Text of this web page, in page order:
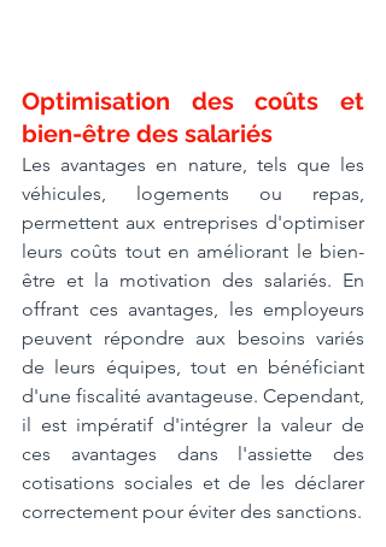
Optimisation des coûts et
bien-être des salariés
Les avantages en nature, tels que les
véhicules, logements ou repas,
permettent aux entreprises d'optimiser
leurs coûts tout en améliorant le bien-
être et la motivation des salariés. En
offrant ces avantages, les employeurs
peuvent répondre aux besoins variés
de leurs équipes, tout en bénéficiant
d'une fiscalité avantageuse. Cependant,
il est impératif d'intégrer la valeur de
ces avantages dans l'assiette des
cotisations sociales et de les déclarer
correctement pour éviter des sanctions.